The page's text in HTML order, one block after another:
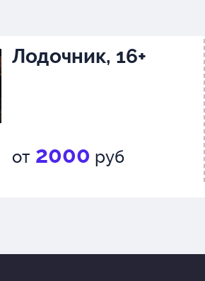
Лодочник, 16+
от 2000 руб